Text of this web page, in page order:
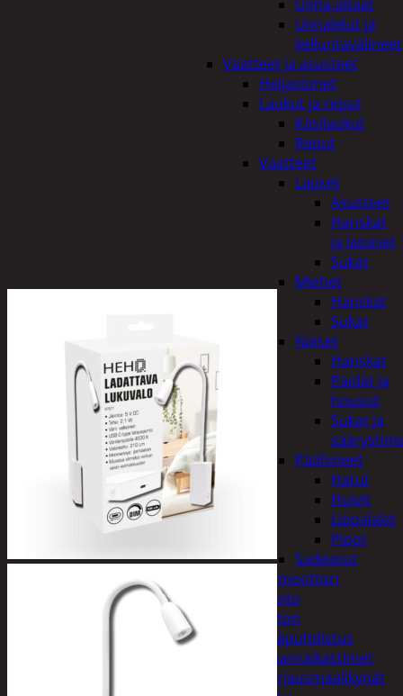
Uima-altaat
Uimalelut ja
kelluntavälineet
Vaatteet ja asusteet
Heijastimet
Laukut ja reput
Käsilaukut
Reput
Vaatteet
Lapset
Asusteet
Hanskat
ja lapaset
Sukat
Miehet
Hanskat
Sukat
Naiset
Hanskat
Paidat ja
housut
Sukat ja
Päähineet
Hatut
Huivit
Lippalakit
Pipot
Sadeasut
Auto, vene ja moottori
Autonhoito
Auton
sisäpuhdistus
Ilmanraikastimet
Korjausmaalikynät